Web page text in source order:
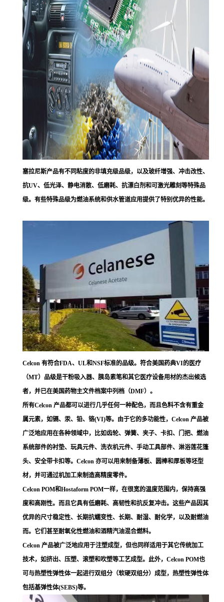
塞拉尼斯产品有不同粘度的非填充级品级，以及玻纤增强、冲击改性、
抗UV、低光泽、静电消散、低磨耗、抗漂白剂和可激光雕刻等特殊品
级。有些特殊品级为燃油系统和供水管道应用提供了特别优异的性能。
Celcon 有符合FDA、UL和NSF标准的品级。符合美国药典VI的医疗
（MT）品级是干粉吸入器、胰岛素笔和其它医疗设备用材的杰出候选
者，并已在美国药物主文件档案中列档（DMF）。
所有Celcon 产品都可以进行几乎任何一种配色，而且色料不含有重金
属元素，如镉、汞、铅、铬(VI)等。由于它的多功能性，Celcon 产品被
广泛地应用在各种领域中，比如齿轮、弹簧、夹子、卡扣、门把、燃油
系统部件的衬垫、玩具元件、洗衣机元件、手动工具部件、淋浴莲花篷
头、安全带卡扣等。Celcon 亦可以用来制备薄板、圆棒和厚板等坯型
材，并可通过机加工来制造高精度零件。
Celcon POM和Hostaform POM一样，在很宽的温度范围内，保持高强
度和高刚性。而且它具有低磨耗、高韧性和抗反复冲击。这些产品因其
优异的尺寸稳定性、长期抗蠕变性、长期、耐湿、耐化学，以及耐燃油
而。它们甚至耐氧化性燃油和酒精汽油混合燃料。
Celcon 产品被广泛地应用于注塑成型，但也同样适用于其它传统加工
技术，如挤出、压塑、滚塑和吹塑等工艺成型。此外，Celcon POM也
可与热塑性弹性体一起进行双组分（软硬双组分）成型，热塑性弹性体
包括基弹性体(SEBS)等。